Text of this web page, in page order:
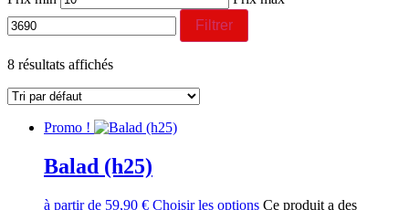
Filtrer
8 résultats affichés
Promo !
Balad (h25)
à partir de 59,90 € Choisir les options Ce produit a des